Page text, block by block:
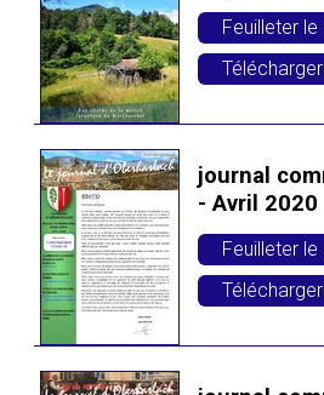
Feuilleter
journal
- Avril 2020
Feuilleter